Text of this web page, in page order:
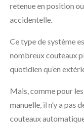
retenue en position
accidentelle.
Ce type de système
nombreux couteaux
quotidien qu’en
Mais, comme pour
manuelle, il n’y a pas
couteaux